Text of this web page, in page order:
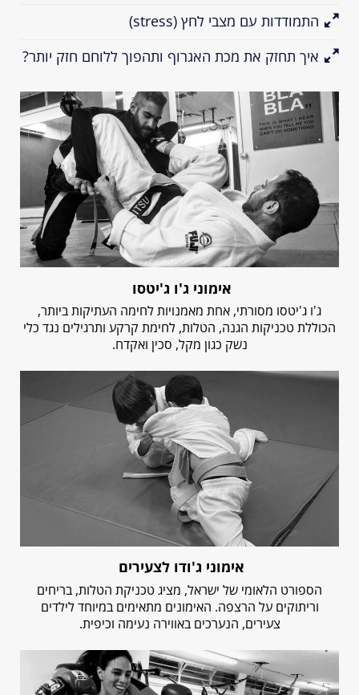
התמודדות עם מצבי לחץ (stress)
איך תחזק את מכת האגרוף ותהפוך ללוחם חזק יותר?
אימוני ג'ו ג'יטסו
ג'ו ג'יטסו מסורתי, אחת מאמנויות לחימה העתיקות ביותר,
הכוללת טכניקות הגנה, הטלות, לחימת קרקע ותרגילים נגד כלי
נשק כגון מקל, סכין ואקדח.
אימוני ג'ודו לצעירים
הספורט הלאומי של ישראל, מציג טכניקת הטלות, בריחים
וריתוקים על הרצפה. האימונים מתאימים במיוחד לילדים
צעירים, הנערכים באווירה נעימה וכיפית.